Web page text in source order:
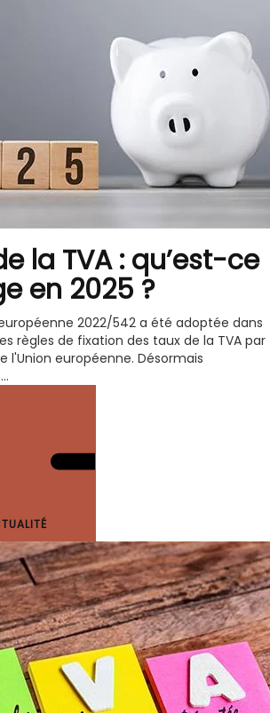
la TVA : qu’est-ce
en 2025 ?
2022/542 a été adoptée dans
règles de fixation des taux de la TVA par
l'Union européenne. Désormais